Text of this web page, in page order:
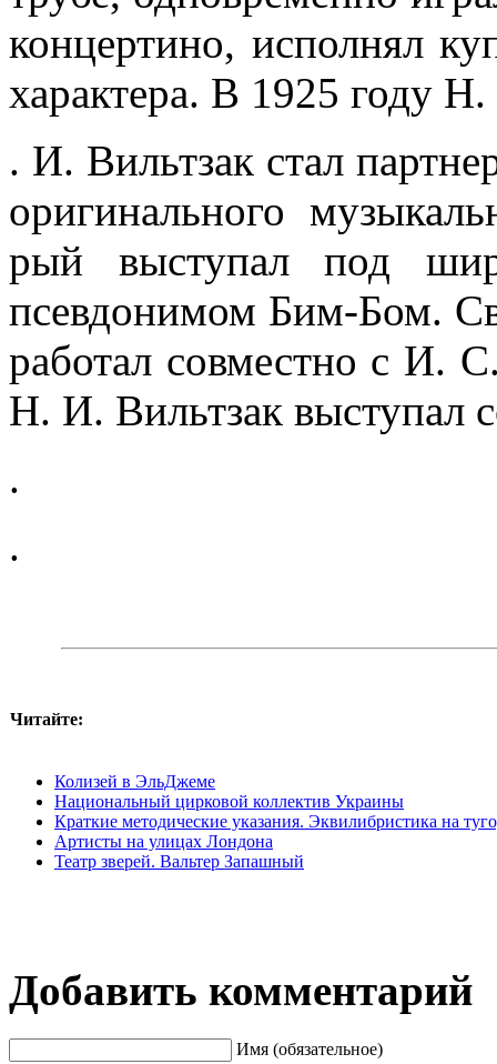
концертино, исполнял
харак­тера. В 1925 году Н.
. И. Вильтзак стал
оригинального
рый выступал под
псевдонимом Бим-Бом.
работал совместно с И.
Н. И. Вильтзак выступал
.
.
Читайте:
Колизей в ЭльДжеме
Национальный цирковой коллектив Украины
Краткие методические указания. Эквилибристика на
Артисты на улицах Лондона
Театр зверей. Вальтер Запашный
Добавить комментарий
Имя (обязательное)